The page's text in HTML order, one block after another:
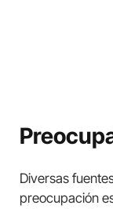
Diversas
preocupación